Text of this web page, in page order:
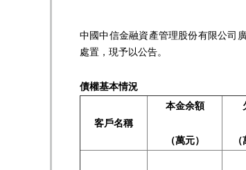
中國中信金融資產管理股份有限公司
處置，現予以公告。
債權基本情況
客戶名稱
本金余額
（萬元） （